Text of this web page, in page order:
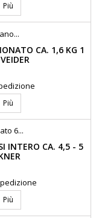
Più
CA. 1,6 KG 1
Più
INTERO CA. 4,5 - 5
Più